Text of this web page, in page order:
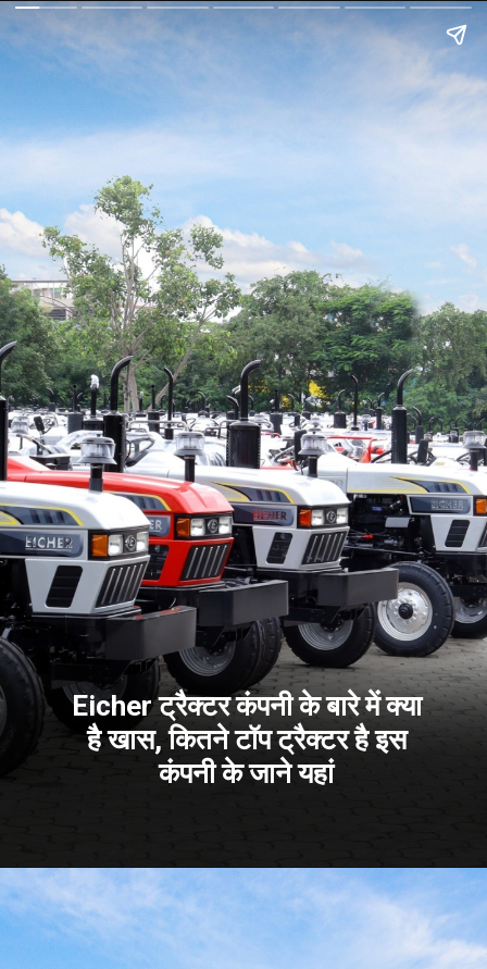
Eicher ट्रैक्टर कंपनी के बारे में क्या
है खास, कितने टॉप ट्रैक्टर है इस
कंपनी के जाने यहां